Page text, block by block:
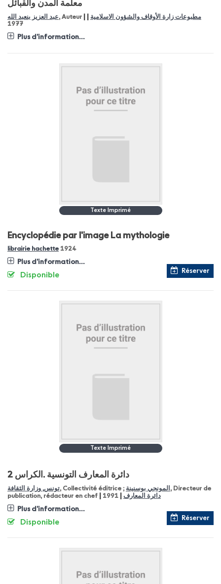
معلمة المدن والقبائل
عبد العزيز بنعبد الله, Auteur مطبوعات زارة الأوقاف والشؤون الاسلامية
1977
Plus d'information...
Texte Imprimé
Encyclopédie par l'image La mythologie
librairie hachette 1924
Plus d'information...
Réserver
Disponible
Texte Imprimé
الكراس 2. دائرة المعارف التونسية
تونس, وزارة الثقافة, Collectivité éditrice ; المونجي بوسنينة , Directeur de
publication, rédacteur en chef
دائرة المعارف 1991
Plus d'information...
Réserver
Disponible